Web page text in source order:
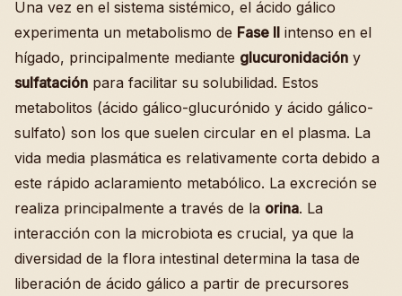
Una vez en el sistema sistémico, el ácido gálico
experimenta un metabolismo de Fase II intenso en el
hígado, principalmente mediante glucuronidación y
sulfatación para facilitar su solubilidad. Estos
metabolitos (ácido gálico-glucurónido y ácido gálico-
sulfato) son los que suelen circular en el plasma. La
vida media plasmática es relativamente corta debido a
este rápido aclaramiento metabólico. La excreción se
realiza principalmente a través de la orina. La
interacción con la microbiota es crucial, ya que la
diversidad de la flora intestinal determina la tasa de
liberación de ácido gálico a partir de precursores